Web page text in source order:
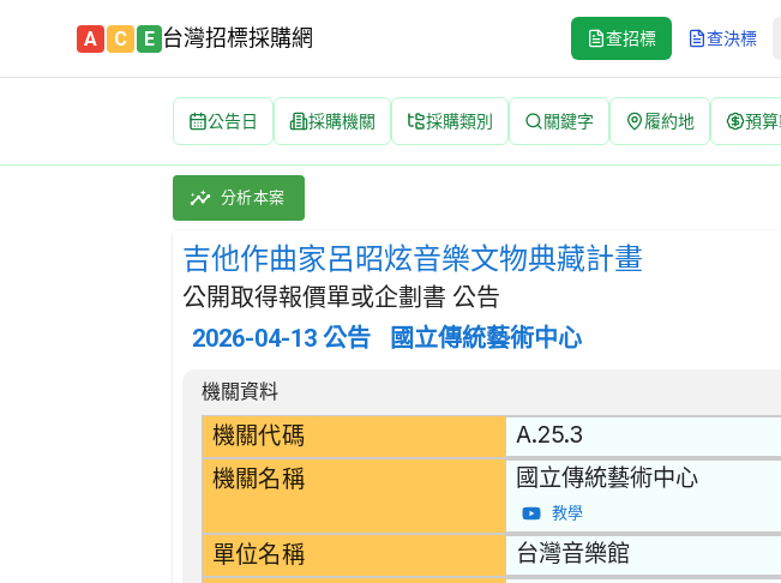
A C E 台灣招標採購網 查招標 查決標
公告日 採購機關 採購類別 關鍵字 履約地 預
吉他作曲家呂昭炫音樂文物典藏計畫 招標公告 | 案號：1154930 | 公開
採購類別：勞務類 娛樂,文化,體育服務 | 招標方式：公開取得報價單
分析本案
吉他作曲家呂昭炫音樂文物典藏計畫
公開取得報價單或企劃書 公告
2026-04-13 公告 國立傳統藝術中心
招標公告詳細內容
機關資料
機關代碼 A.25.3
機關名稱 國立傳統藝術中心
教學
單位名稱 台灣音樂館